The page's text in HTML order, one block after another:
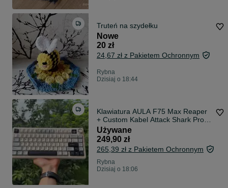
Truteń na szydełku
Nowe
20 zł
24,67 zł z Pakietem Ochronnym
Rybna
Dzisiaj o 18:44
Klawiatura AULA F75 Max Reaper
+ Custom Kabel Attack Shark Pro!
Stan IDEALNY
Używane
249,90 zł
265,39 zł z Pakietem Ochronnym
Rybna
Dzisiaj o 18:06